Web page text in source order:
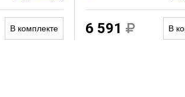
В комплекте 6 591 В